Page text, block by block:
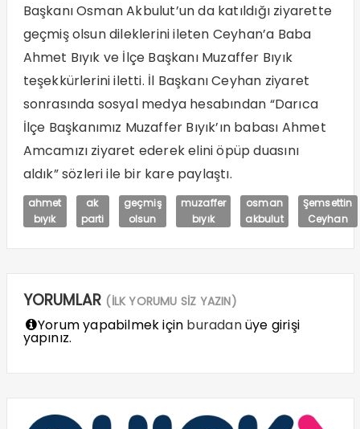
Başkanı Osman Akbulut’un da katıldığı ziyarette
geçmiş olsun dileklerini ileten Ceyhan’a Baba
Ahmet Bıyık ve İlçe Başkanı Muzaffer Bıyık
teşekkürlerini iletti. İl Başkanı Ceyhan ziyaret
sonrasında sosyal medya hesabından “Darıca
İlçe Başkanımız Muzaffer Bıyık’ın babası Ahmet
Amcamızı ziyaret ederek elini öpüp duasını
aldık” sözleri ile bir kare paylaştı.
ahmet
bıyık
ak
parti
geçmiş
olsun
muzaffer
bıyık
osman
akbulut
Şemsettin
Ceyhan
YORUMLAR (İLK YORUMU SİZ YAZIN)
Yorum yapabilmek için buradanüye girişi
yapınız.